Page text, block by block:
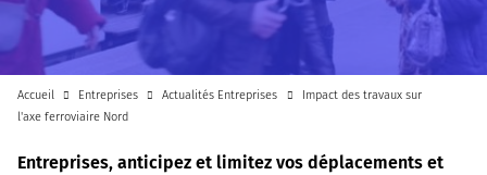
Accueil Entreprises Actualités Entreprises
Impact des travaux sur
l'axe ferroviaire Nord
Entreprises, anticipez et limitez vos déplacements et